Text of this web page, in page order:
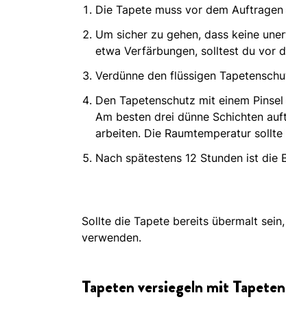
Die Tapete muss vor dem
Um sicher zu gehen, dass keine
etwa Verfärbungen, solltest du vor
Verdünne den flüssigen
Den Tapetenschutz mit einem
Am besten drei dünne Schichten
arbeiten. Die Raumtemperatur
Nach spätestens 12 Stunden ist
Sollte die Tapete bereits übermalt
verwenden.
Tapeten versiegeln mit